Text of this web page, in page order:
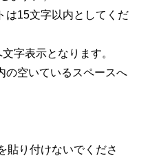
15文字以内としてくだ
字表示となります。
の空いているスペースへ
貼り付けないでくださ